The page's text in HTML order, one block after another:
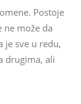
Postoje
ne može da
je sve u redu,
drugima, ali